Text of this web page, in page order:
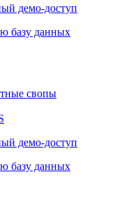
базу данных
свопы